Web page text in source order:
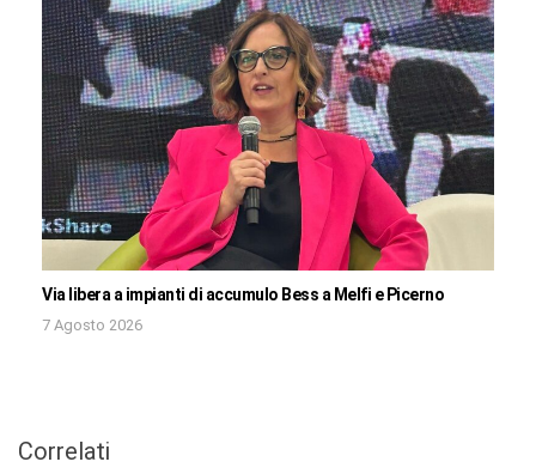
Via libera a impianti di accumulo Bess a Melfi e Picerno
7 Agosto 2026
Correlati